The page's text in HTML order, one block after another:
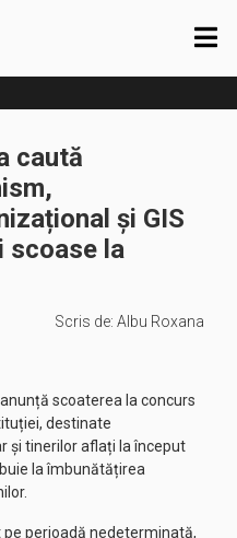
caută
și GIS
scoase la
Scris de: Albu Roxana
scoaterea la concurs
destinate
și tinerilor aflați la început
la îmbunătățirea
pe perioadă nedeterminată,